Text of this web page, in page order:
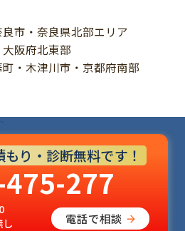
良市・奈良県北部エリア
大阪府北東部
町・木津川市・京都府南部
り・診断無料です！
277
電話で相談